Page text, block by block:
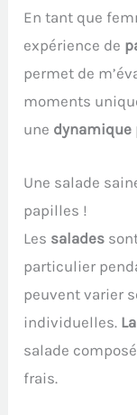
En tant que
expérience de
permet de
moments
une dynamique
Une salade
papilles !
Les salades
particulier
peuvent varier
individuelles.
salade
frais.